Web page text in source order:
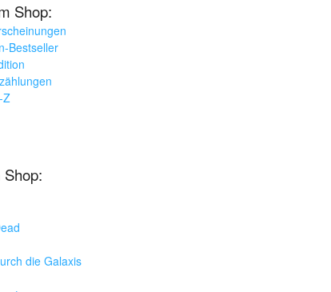
Shop:
Bestseller
Z
die Galaxis